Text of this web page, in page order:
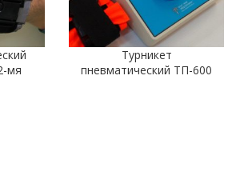
мя
Турникет
пневматический ТП-600